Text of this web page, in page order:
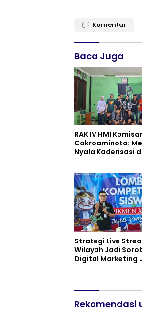
Komentar
Baca Juga
RAK IV HMI
Cokroaminoto:
Nyala Kaderisasi
Strategi Live
Wilayah Jadi
Digital Marketing
Rekomendasi